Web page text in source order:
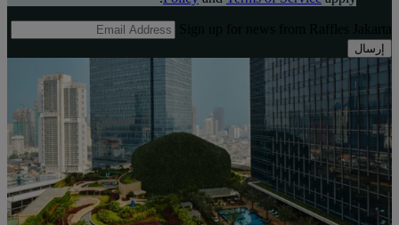
إرسال